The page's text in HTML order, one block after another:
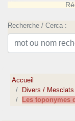
Recherche / Cerca :
Accueil
Divers / Mesclats
Les toponymes